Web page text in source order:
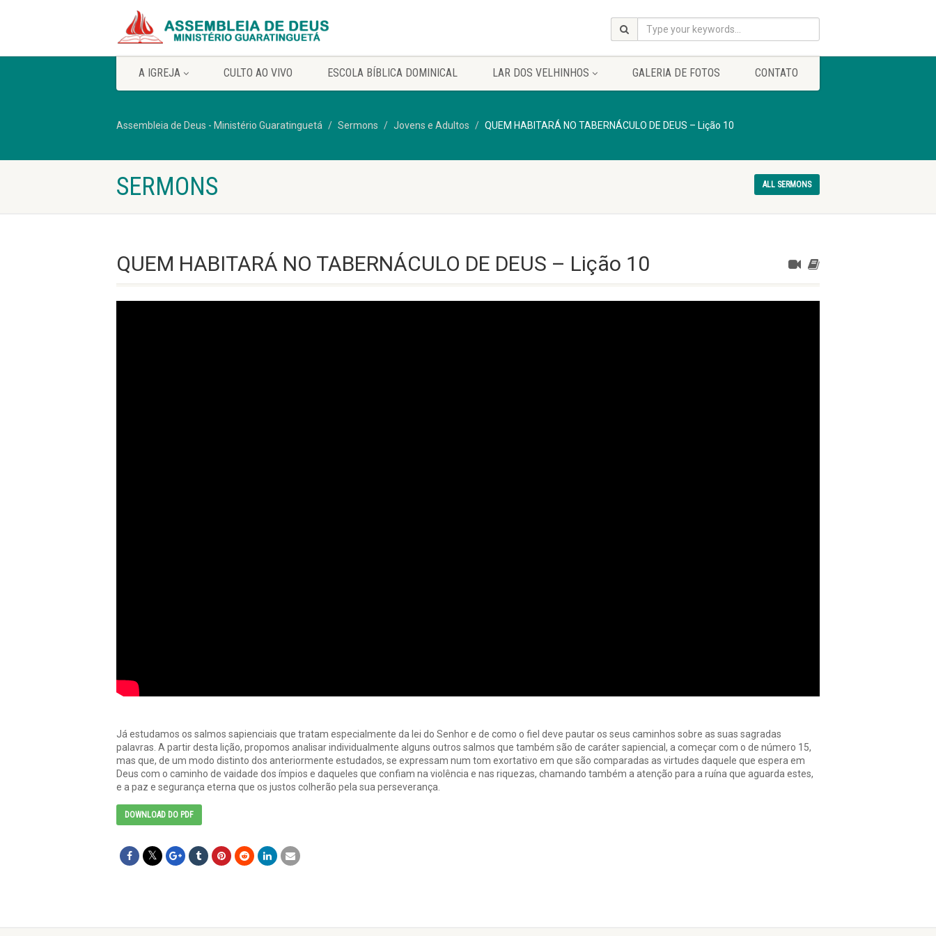
A IGREJA CULTO AO VIVO ESCOLA BÍBLICA DOMINICAL LAR DOS VELHINHOS GALERIA DE FOTOS CONTATO
Assembleia de Deus - Ministério Guaratinguetá Sermons Jovens e Adultos QUEM HABITARÁ NO TABERNÁCULO DE DEUS – Lição 10
SERMONS ALL SERMONS
QUEM HABITARÁ NO TABERNÁCULO DE DEUS – Lição 10
Já estudamos os salmos sapienciais que tratam especialmente da lei do Senhor e de como o fiel deve pautar os seus caminhos sobre as suas sagradas
palavras. A partir desta lição, propomos analisar individualmente alguns outros salmos que também são de caráter sapiencial, a começar com o de número 15,
mas que, de um modo distinto dos anteriormente estudados, se expressam num tom exortativo em que são comparadas as virtudes daquele que espera em
Deus com o caminho de vaidade dos ímpios e daqueles que confiam na violência e nas riquezas, chamando também a atenção para a ruína que aguarda estes,
e a paz e segurança eterna que os justos colherão pela sua perseverança.
DOWNLOAD DO PDF